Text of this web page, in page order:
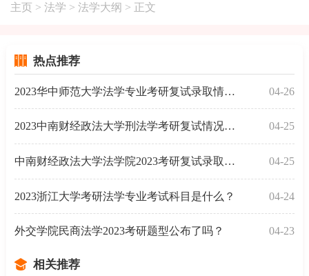
主页 > 法学 > 法学大纲 > 正文
热点推荐
2023华中师范大学法学专业考研复试录取情况分析！ 04-26
2023中南财经政法大学刑法学考研复试情况！含录取名单 04-25
中南财经政法大学法学院2023考研复试录取情况解读！ 04-25
2023浙江大学考研法学专业考试科目是什么？ 04-24
外交学院民商法学2023考研题型公布了吗？ 04-23
相关推荐